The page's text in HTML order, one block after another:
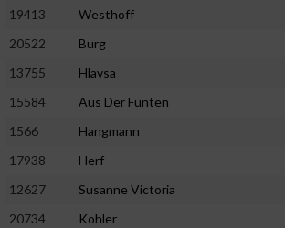
19413
Westhoff
20522
Burg
13755
Hlavsa
15584
Aus Der Fünten
1566
Hangmann
17938
Herf
12627
Susanne Victoria
20734
Kohler